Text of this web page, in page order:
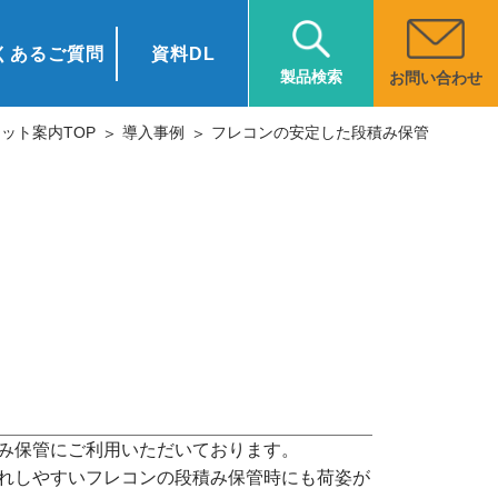
あるご質問 資料DL
製品検索 お問い合わせ
ト案内TOP 導入事例 フレコンの安定した段積み保管
保管にご利用いただいております。
しやすいフレコンの段積み保管時にも荷姿が